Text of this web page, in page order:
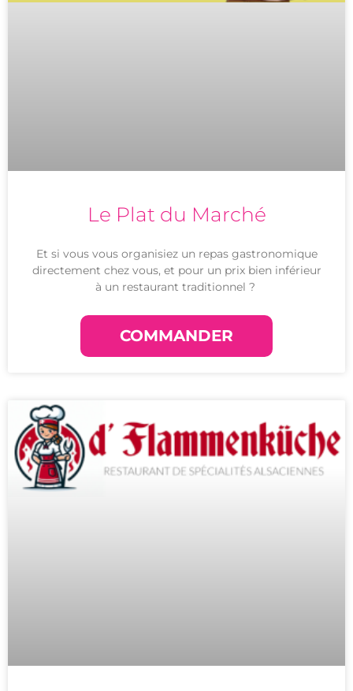
Le Plat du Marché
Et si vous vous organisiez un repas gastronomique
directement chez vous, et pour un prix bien inférieur
à un restaurant traditionnel ?
COMMANDER